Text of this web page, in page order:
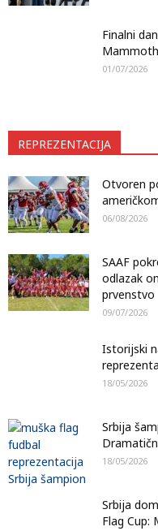
Finalni
01/07/2026
REPREZENTACIJA
Otvoren
06/08/2026
SAAF
odlazak
prvenstvo
09/07/2026
Istorijski
18/05/2026
Srbija
18/05/2026
Srbija
Flag Cup: